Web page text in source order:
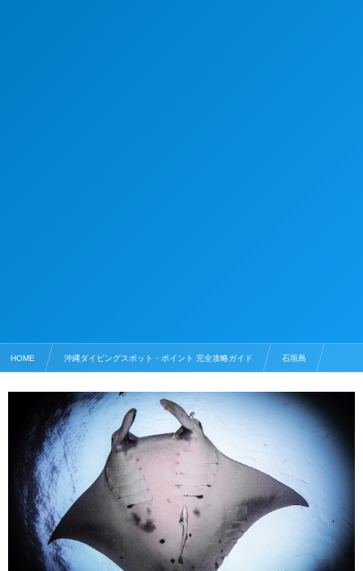
HOME 沖縄ダイビングスポット・ポイント 完全攻略ガイド 石垣島